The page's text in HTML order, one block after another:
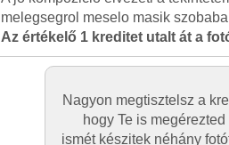
melegsegrol meselo masik
Az értékelő 1 kreditet utalt át a
Nagyon megtisztelsz a
hogy Te is
ismét készitek néhány